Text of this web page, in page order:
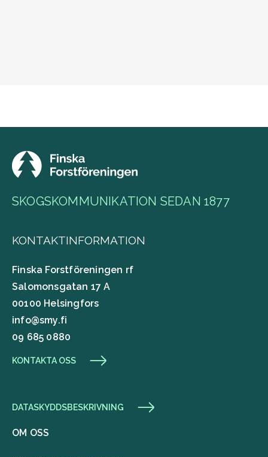
SKOGSKOMMUNIKATION SEDAN 1877
KONTAKTINFORMATION
Finska Forstföreningen rf
Salomonsgatan 17 A
00100 Helsingfors
info@smy.fi
09 685 0880
KONTAKTA OSS
DATASKYDDSBESKRIVNING
OM OSS